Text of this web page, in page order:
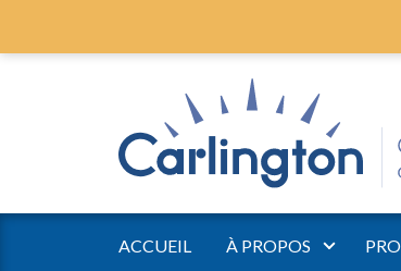
ACCUEIL À PROPOS